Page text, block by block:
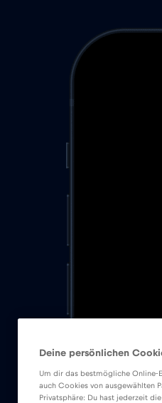
Deine persönlichen
Um dir das bestmögliche Online-
auch Cookies von ausgewählten
Privatsphäre: Du hast jederzeit